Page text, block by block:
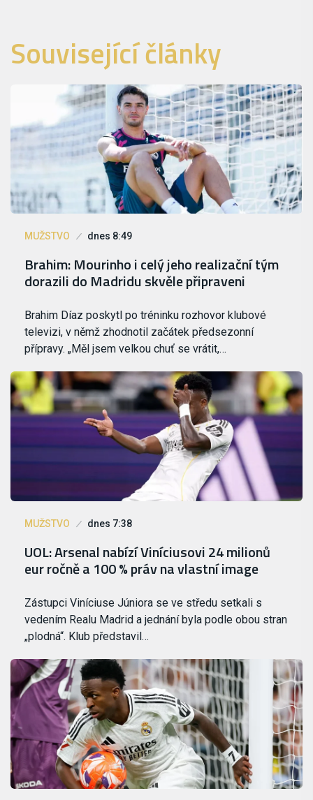
Související články
MUŽSTVO dnes 8:49
Brahim: Mourinho i celý jeho realizační tým
dorazili do Madridu skvěle připraveni
Brahim Díaz poskytl po tréninku rozhovor klubové
televizi, v němž zhodnotil začátek předsezonní
přípravy. „Měl jsem velkou chuť se vrátit,…
MUŽSTVO dnes 7:38
UOL: Arsenal nabízí Viníciusovi 24 milionů
eur ročně a 100 % práv na vlastní image
Zástupci Viníciuse Júniora se ve středu setkali s
vedením Realu Madrid a jednání byla podle obou stran
„plodná“. Klub představil…